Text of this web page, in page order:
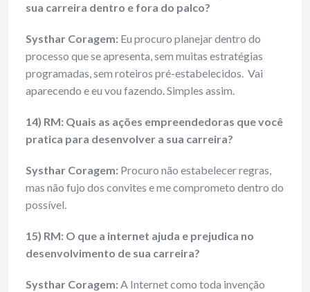
sua carreira dentro e fora do palco?
Systhar Coragem: Eu procuro planejar dentro do
processo que se apresenta, sem muitas estratégias
programadas, sem roteiros pré-estabelecidos. Vai
aparecendo e eu vou fazendo. Simples assim.
14) RM: Quais as ações empreendedoras que você
pratica para desenvolver a sua carreira?
Systhar Coragem: Procuro não estabelecer regras,
mas não fujo dos convites e me comprometo dentro do
possível.
15) RM: O que a internet ajuda e prejudica no
desenvolvimento de sua carreira?
Systhar Coragem:A Internet como toda invenção